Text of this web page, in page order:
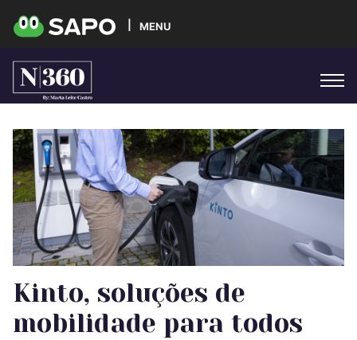
MENU
Kinto, soluções de
mobilidade para todos